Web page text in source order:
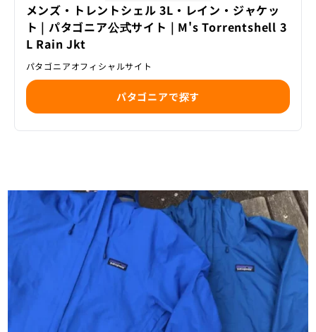
メンズ・トレントシェル 3L・レイン・ジャケッ
ト | パタゴニア公式サイト | M's Torrentshell 3
L Rain Jkt
パタゴニアオフィシャルサイト
パタゴニアで探す